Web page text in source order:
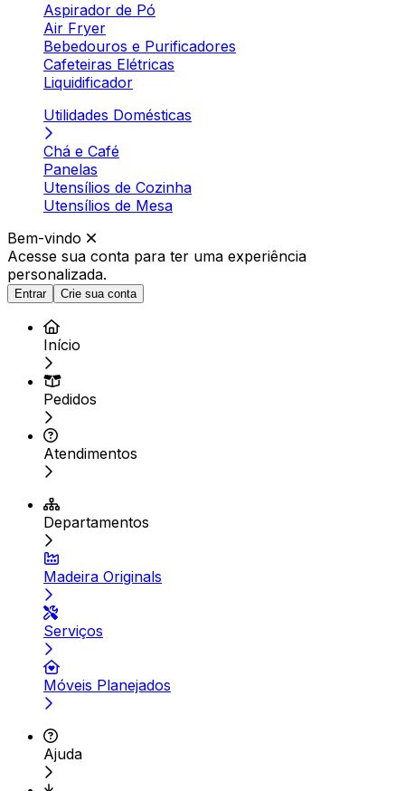
Aspirador de Pó
Air Fryer
Bebedouros e Purificadores
Cafeteiras Elétricas
Liquidificador
Utilidades Domésticas
Chá e Café
Panelas
Utensílios de Cozinha
Utensílios de Mesa
Bem-vindo
Acesse sua conta para ter uma experiência
personalizada.
Entrar Crie sua conta
Início
Pedidos
Atendimentos
Departamentos
Madeira Originals
Serviços
Móveis Planejados
Ajuda